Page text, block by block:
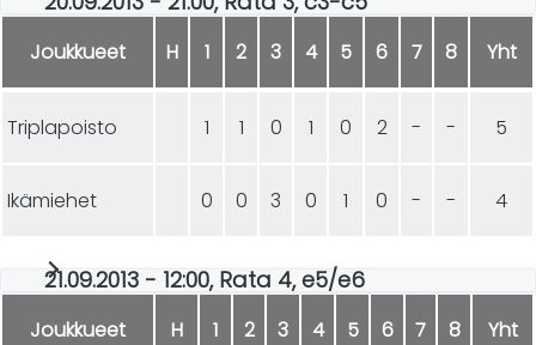
Joukkueet H 1 2 3 4 5 6 7 8 Yht
Triplapoisto 1 1 0 1 0 2 - - 5
Ikämiehet 0 0 3 0 1 0 - - 4
21.09.2013 - 12:00, Rata 4, e5/e6
Joukkueet H 1 2 3 4 5 6 7 8 Yht